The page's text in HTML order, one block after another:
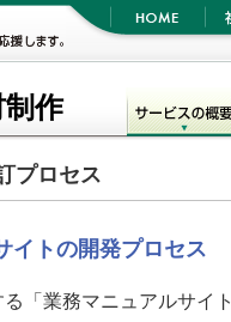
作
プロセス
イトの開発プロセス
「業務マニュアルサイ